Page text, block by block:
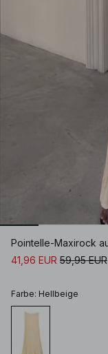
Pointelle-Maxirock
41,96 EUR 59,95 EUR
Farbe: Hellbeige